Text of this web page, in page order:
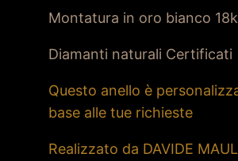
Montatura in oro bianco
Diamanti naturali Certificati
Questo anello è
base alle tue richieste
Realizzato da DAVIDE